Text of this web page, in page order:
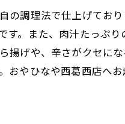
の調理法で仕上げており
す。また、肉汁たっぷり
揚げや、辛さがクセに
おやひなや西葛西店へ